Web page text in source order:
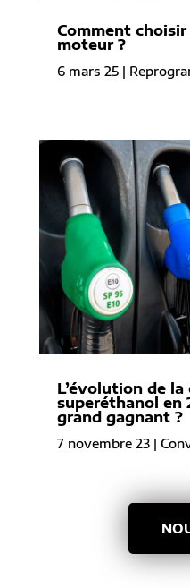
Comment
moteur ?
6 mars 25|
L’évolution de
superéthanol en
grand gagnant ?
7 novembre 23|